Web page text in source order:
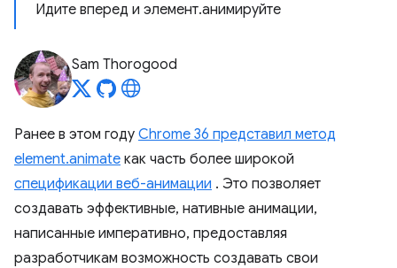
Идите вперед и элемент.анимируйте
Sam Thorogood
Ранее в этом году Chrome 36 представил метод
element.animate как часть более широкой
спецификации веб-анимации . Это позволяет
создавать эффективные, нативные анимации,
написанные императивно, предоставляя
разработчикам возможность создавать свои